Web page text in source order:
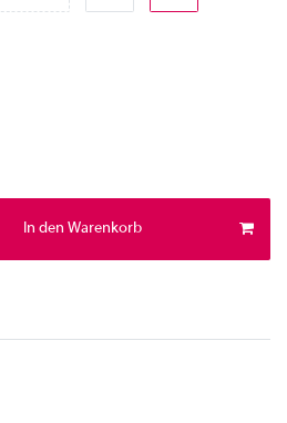
In den Warenkorb